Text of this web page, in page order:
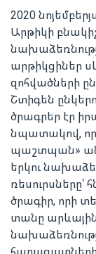
2020
Արթիկի
արթիկցիներ
զոհվածների
Շտիգեն
ծրագրեր էր
նպատակով,
պաշտպան»
երկու
ծրագիր, որի
տանը